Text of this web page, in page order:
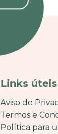
Links úteis
Aviso de
Termos e
Política para